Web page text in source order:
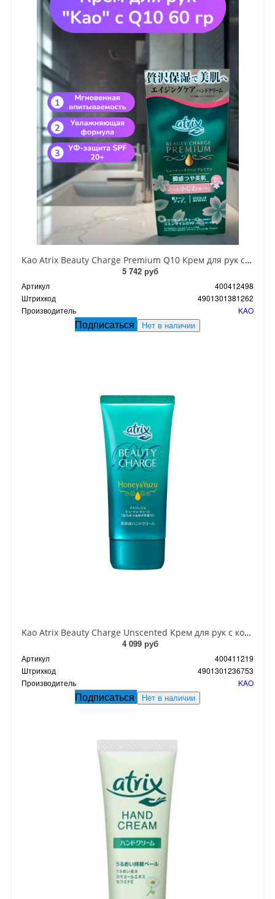
Kao Atrix Beauty Charge Premium Q10 Крем для рук с Q10 60 гр
5 742 руб
Артикул
400412498
Штрихкод
4901301381262
Производитель
KAO
Подписаться Нет в наличии
Kao Atrix Beauty Charge Unscented Крем для рук с косметической эссенцией Без аромата 80 гр
4 099 руб
Артикул
400411219
Штрихкод
4901301236753
Производитель
KAO
Подписаться Нет в наличии